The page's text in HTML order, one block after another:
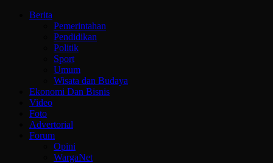
Berita
Pemerintahan
Pendidikan
Politik
Sport
Umum
Wisata dan Budaya
Ekonomi Dan Bisnis
Video
Foto
Advertorial
Forum
Opini
WargaNet